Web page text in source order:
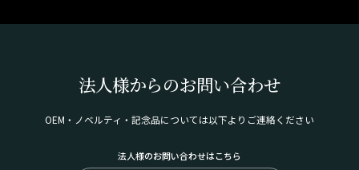
法人様からのお問い合わせ
OEM・ノベルティ・記念品については以下よりご連絡ください
法人様のお問い合わせはこちら